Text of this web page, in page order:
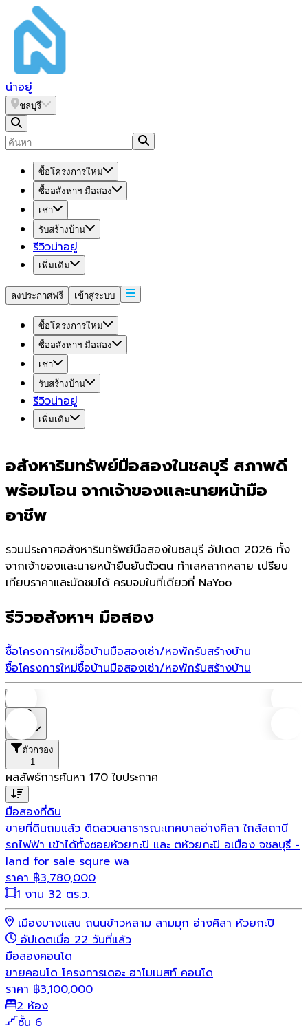
น่าอยู่
ชลบุรี
ซื้อโครงการใหม่
ซื้ออสังหาฯ มือสอง
เช่า
รับสร้างบ้าน
รีวิวน่าอยู่
เพิ่มเติม
ลงประกาศฟรี เข้าสู่ระบบ
ซื้อโครงการใหม่
ซื้ออสังหาฯ มือสอง
เช่า
รับสร้างบ้าน
รีวิวน่าอยู่
เพิ่มเติม
อสังหาริมทรัพย์มือสองในชลบุรี สภาพดี
พร้อมโอน จากเจ้าของและนายหน้ามือ
อาชีพ
รวมประกาศอสังหาริมทรัพย์มือสองในชลบุรี อัปเดต 2026 ทั้ง
จากเจ้าของและนายหน้ายืนยันตัวตน ทำเลหลากหลาย เปรียบ
เทียบราคาและนัดชมได้ ครบจบในที่เดียวที่ NaYoo
รีวิวอสังหาฯ มือสอง
ซื้อโครงการใหม่ซื้อบ้านมือสองเช่า/หอพักรับสร้างบ้าน
ซื้อโครงการใหม่ซื้อบ้านมือสองเช่า/หอพักรับสร้างบ้าน
ตัวกรอง
1
ผลลัพธ์การค้นหา 170 ใบประกาศ
มือสองที่ดิน
ขายที่ดินถมแล้ว ติดสวนสาธารณะเทศบาลอ่างศิลา ใกล้สถานี
รถไฟฟ้า เข้าได้ทั้งซอยห้วยกะปิ และ ตห้วยกะปิ อเมือง จชลบุรี -
land for sale squre wa
ราคา ฿3,780,000
1 งาน 32 ตร.ว.
เมืองบางแสน ถนนข้าวหลาม สามมุก อ่างศิลา ห้วยกะปิ
อัปเดตเมื่อ 22 วันที่แล้ว
มือสองคอนโด
ขายคอนโด โครงการเดอะ ฮาโมเนสท์ คอนโด
ราคา ฿3,100,000
2 ห้อง
ชั้น 6